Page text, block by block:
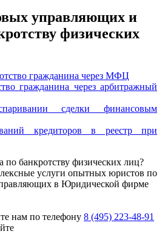
управляющих и
физических
гражданина через МФЦ
гражданина через арбитражный
сделки финансовым
кредиторов в реестр при
по банкротству физических лиц?
услуги опытных юристов по
в Юридической фирме
нам по телефону 8 (495) 223-48-91